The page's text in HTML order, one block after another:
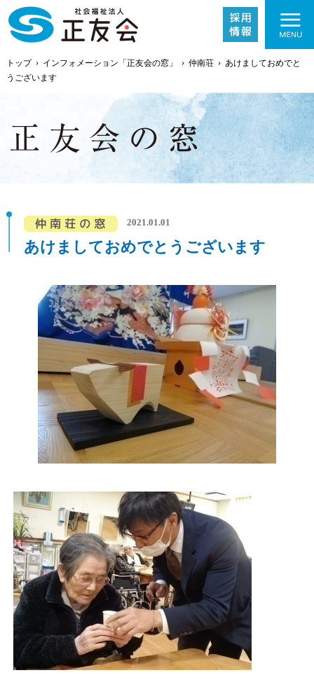
事業内容
採用情報
トップ› インフォメーション「正友会の窓」 › 仲南荘› あけましておめでと
うございます
2021.01.01
あけましておめでとうございます